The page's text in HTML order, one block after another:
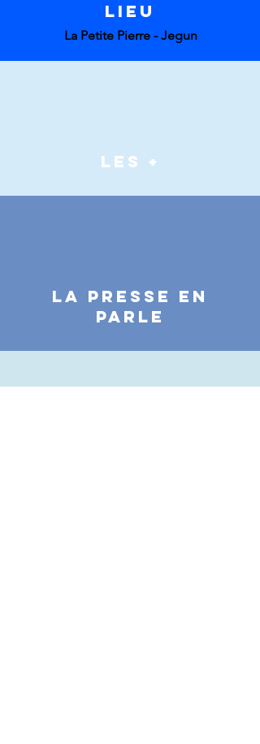
LIEU
La Petite Pierre - Jegun
LES +
LA PRESSE EN
PARLE